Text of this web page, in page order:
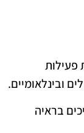
בהובלת פעילות
ובינלאומיים.
בראיה